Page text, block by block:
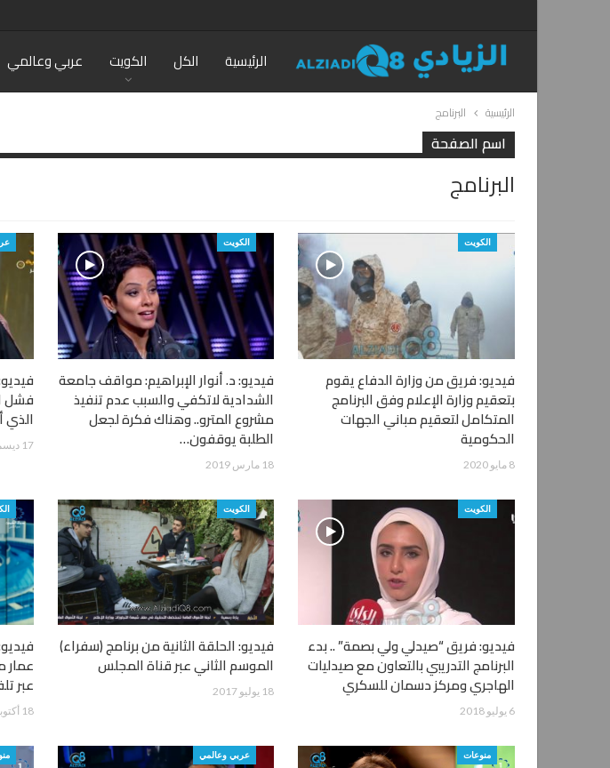
الرئيسية الكل الكويت عربي وعالمي
الرئيسية البرنامج
اسم الصفحة
البرنامج
الكويت
فيديو: فريق من وزارة الدفاع يقوم
بتعقيم وزارة الإعلام وفق البرنامج
المتكامل لتعقيم مباني الجهات
الحكومية
8 مايو 2020
الكويت
فيديو: د. أنوار الإبراهيم: مواقف جامعة
الشدادية لاتكفي والسبب عدم تنفيذ
مشروع المترو.. وهناك فكرة لجعل
الطلبة يوقفون…
18 مارس 2019
فشل
الذي
17 ديسمبر 2018
الكويت
فيديو: فريق “صيدلي ولي بصمة” .. بدء
البرنامج التدريبي بالتعاون مع صيدليات
الهاجري ومركز دسمان للسكري
6 يوليو 2018
الكويت
فيديو: الحلقة الثانية من برنامج (سفراء)
الموسم الثاني عبر قناة المجلس
18 يوليو 2017
عمار
عبر
18 أكتوبر 2016
منوعات عربي وعالمي